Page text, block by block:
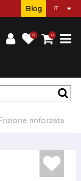
0 0
Blog
rinforzata